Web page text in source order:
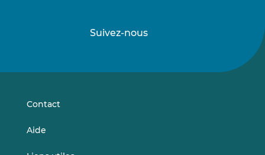
Suivez-nous
sursur
Contact
Aide